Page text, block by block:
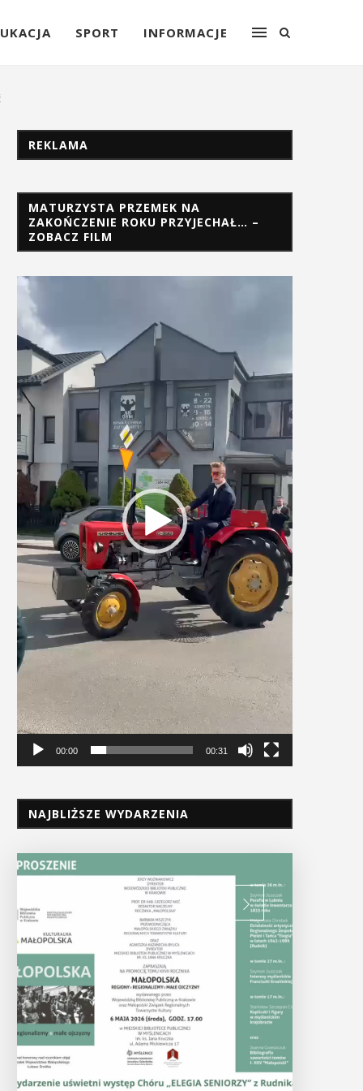
SPORT INFORMACJE
REKLAMA
MATURZYSTA PRZEMEK NA
ZAKOŃCZENIE ROKU PRZYJECHAŁ… –
ZOBACZ FILM
Odtwarzacz
video
00:00 00:31
NAJBLIŻSZE WYDARZENIA